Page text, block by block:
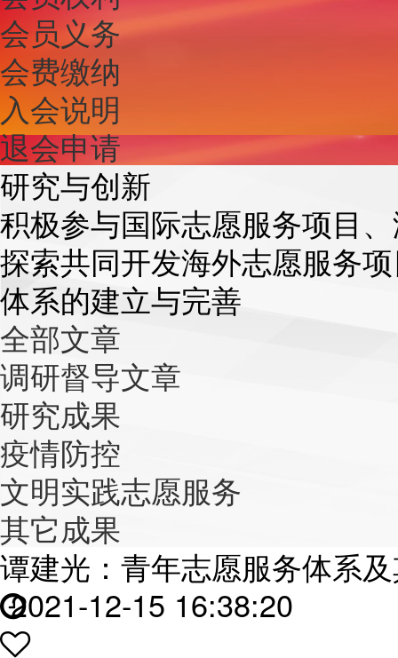
会员义务
会费缴纳
入会说明
退会申请
研究与创新
积极参与国际志愿服务项目
探索共同开发海外志愿服务
体系的建立与完善
全部文章
调研督导文章
研究成果
疫情防控
文明实践志愿服务
其它成果
谭建光：青年志愿服务体系
2021-12-15 16:38:20